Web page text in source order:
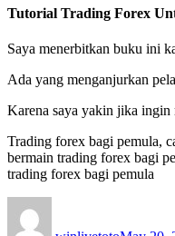
Tutorial Trading Forex
Saya menerbitkan buku ini
Ada yang menganjurkan
Karena saya yakin jika ingin
Trading forex bagi pemula,
bermain trading forex bagi
trading forex bagi pemula